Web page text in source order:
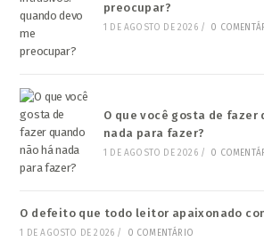
preocupar?
1 DE AGOSTO DE 2026 / 0
O que você gosta de fazer
nada para fazer?
1 DE AGOSTO DE 2026 / 0
O defeito que todo leitor apaixonado
1 DE AGOSTO DE 2026 / 0 COMENTÁRIO